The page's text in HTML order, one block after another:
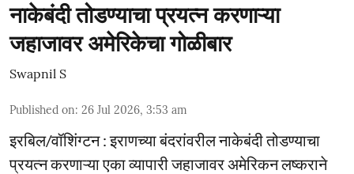
नाकेबंदी तोडण्याचा प्रयत्न करणाऱ्या
जहाजावर अमेरिकेचा गोळीबार
Swapnil S
Published on: 26 Jul 2026, 3:53 am
इरबिल/वॉशिंग्टन : इराणच्या बंदरांवरील नाकेबंदी तोडण्याचा
प्रयत्न करणाऱ्या एका व्यापारी जहाजावर अमेरिकन लष्कराने